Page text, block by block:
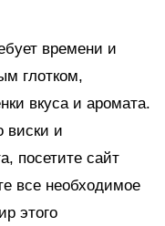
времени и
глотком,
вкуса и аромата.
виски и
посетите сайт
все необходимое
этого